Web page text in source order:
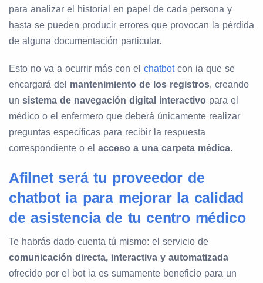
para analizar el historial en papel de cada persona y
hasta se pueden producir errores que provocan la pérdida
de alguna documentación particular.
Esto no va a ocurrir más con el chatbotcon ia que se
encargará del mantenimiento de los registros, creando
un sistema de navegación digital interactivo para el
médico o el enfermero que deberá únicamente realizar
preguntas específicas para recibir la respuesta
correspondiente o el acceso a una carpeta médica.
Afilnet será tu proveedor de
chatbot ia para mejorar la calidad
de asistencia de tu centro médico
Te habrás dado cuenta tú mismo: el servicio de
comunicación directa, interactiva y automatizada
ofrecido por el bot ia es sumamente beneficio para un